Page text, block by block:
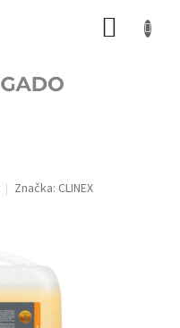
Značka: CLINEX